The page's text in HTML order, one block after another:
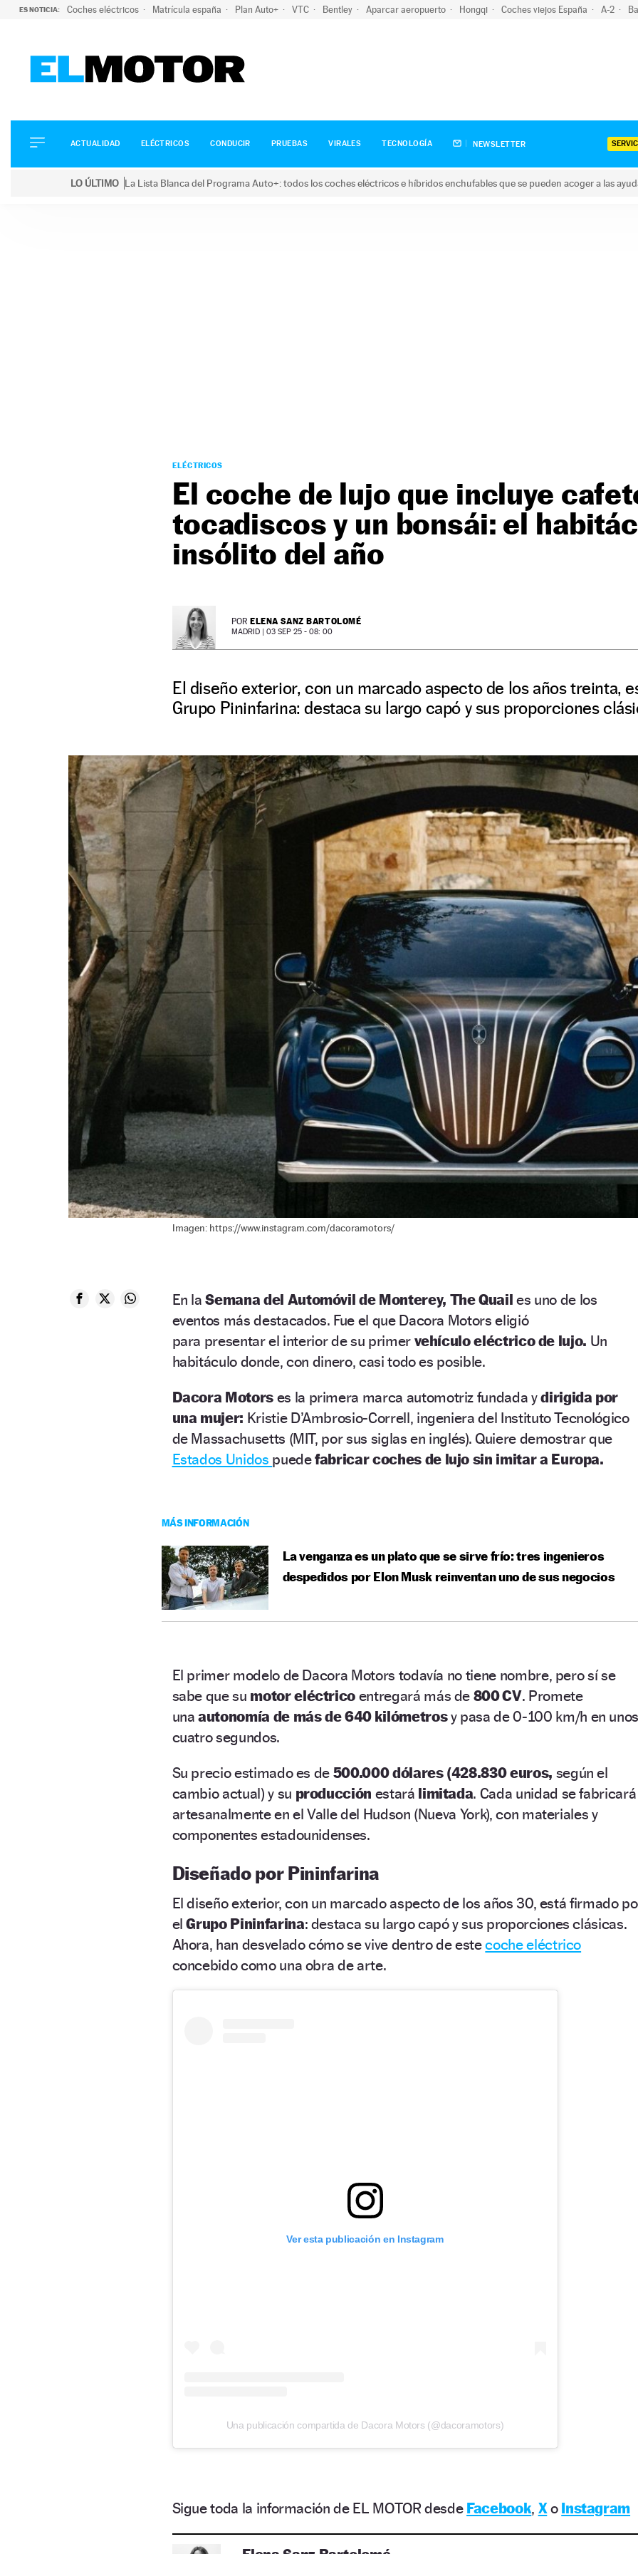
ES NOTICIA: Coches eléctricos Matrícula españa Plan Auto+ VTC Bentley Aparcar aeropuerto Hongqi Coches viejos España A-2
ELÉCTRICOS
CONDUCIR
ACTUALIDAD ELÉCTRICOS CONDUCIR PRUEBAS VIRALES TECNOLOGÍA NEWSLETTER
LO ÚLTIMO La Lista Blanca del Programa Auto+: todos los coches eléctricos e híbridos enchufables que se pueden acoger a las
ELÉCTRICOS
El coche de lujo que incluye
tocadiscos y un bonsái: el
insólito del año
POR ELENA SANZ BARTOLOMÉ
MADRID | 03 SEP 25 - 08: 00
El diseño exterior, con un marcado aspecto de los años treinta,
Grupo Pininfarina: destaca su largo capó y sus proporciones
Imagen: https://www.instagram.com/dacoramotors/
En laSemana del Automóvil de Monterey, The Quailes uno de los
eventos más destacados. Fue el que Dacora Motors eligió
para presentar el interior de su primer vehículo eléctrico de lujo. Un
habitáculo donde, con dinero, casi todo es posible.
Dacora Motorses la primera marca automotriz fundada ydirigida por
una mujer: Kristie D’Ambrosio‑Correll, ingeniera del Instituto Tecnológico
de Massachusetts (MIT, por sus siglas en inglés). Quiere demostrar que
Estados Unidos puedefabricar coches de lujo sin imitar a Europa.
MÁS INFORMACIÓN
La venganza es un plato que se sirve frío: tres ingenieros
despedidos por Elon Musk reinventan uno de sus negocios
El primer modelo de Dacora Motors todavía no tiene nombre, pero sí se
sabe que su motor eléctrico entregará más de 800 CV. Promete
una autonomía de más de 640 kilómetrosy pasa de 0‑100 km/h en
cuatro segundos.
Su precio estimado es de 500.000 dólares (428.830 euros, según el
cambio actual) y su producción estará limitada. Cada unidad se fabricará
artesanalmente en el Valle del Hudson (Nueva York), con materiales y
componentes estadounidenses.
Diseñado por Pininfarina
El diseño exterior, con un marcado aspecto de los años 30, está firmado
elGrupo Pininfarina: destaca su largo capó y sus proporciones clásicas.
Ahora, han desvelado cómo se vive dentro de estecoche eléctrico
concebido como una obra de arte.
Ver esta publicación en Instagram
Una publicación compartida de Dacora Motors (@dacoramotors)
Sigue toda la información de EL MOTOR desde Facebook, Xo Instagram